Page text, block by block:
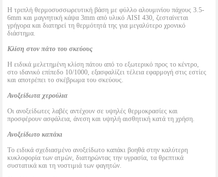
Η τριπλή θερμοσυσσωρευτική βάση με φύλλο αλουμινίου πάχους 3.5-
6mm και μαγνητική κάψα 3mm από υλικό AISI 430, ζεσταίνεται
γρήγορα και διατηρεί τη θερμότητά της για μεγαλύτερο χρονικό
διάστημα.
Κλίση στον πάτο του σκεύους
Η ειδικά μελετημένη κλίση πάτου από το εξωτερικό προς το κέντρο,
στο ιδανικό επίπεδο 10/1000, εξασφαλίζει τέλεια εφαρμογή στις εστίες
και αποτρέπει το σκέβρωμα του σκεύους.
Ανοξείδωτα χερούλια
Οι ανοξείδωτες λαβές αντέχουν σε υψηλές θερμοκρασίες και
προσφέρουν ασφάλεια, άνεση και υψηλή αισθητική κατά τη χρήση.
Ανοξείδωτο καπάκι
Το ειδικά σχεδιασμένο ανοξείδωτο καπάκι βοηθά στην καλύτερη
κυκλοφορία των ατμών, διατηρώντας την υγρασία, τα θρεπτικά
συστατικά και τη νοστιμιά των φαγητών.